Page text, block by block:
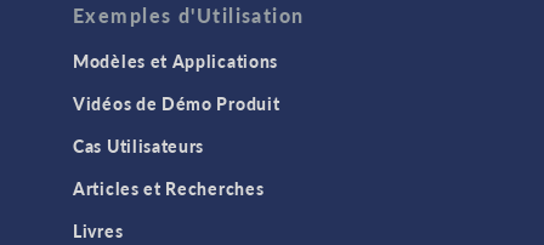
Exemples d'Utilisation
Modèles et Applications
Vidéos de Démo Produit
Cas Utilisateurs
Articles et Recherches
Livres